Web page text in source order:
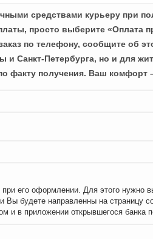
средствами курьеру при
просто выберите «Оплата
по телефону, сообщите об
и Санкт-Петербурга, но и для
факту получения. Ваш комфорт
при его оформлении. Для этого нужно
Вы будете направленны на страницу
и в приложении открывшегося банка